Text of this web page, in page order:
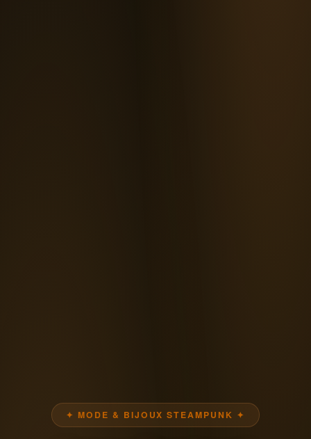
✦ MODE & BIJOUX STEAMPUNK ✦